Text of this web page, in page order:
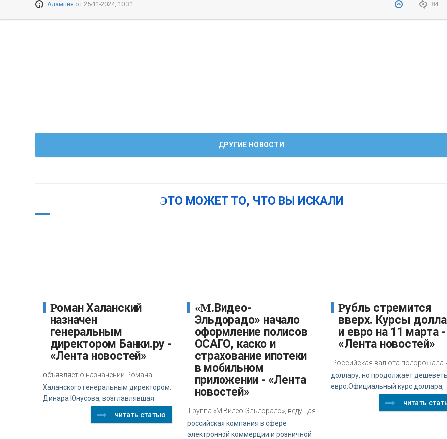
84
Алампия от 25-11-2024, 10:31
ДРУГИЕ НОВОСТИ
ЭТО МОЖЕТ ТО, ЧТО ВЫ ИСКАЛИ
Роман Халанский
назначен
генеральным
директором Банки.ру -
«Лента новостей»
объявляет о назначении Романа
Халанского генеральным директором.
Динара Юнусова, возглавлявшая
читать статью
«М.Видео-
Эльдорадо» начало
оформление полисов
ОСАГО, каско и
страхование ипотеки
в мобильном
приложении - «Лента
новостей»
Группа «М.Видео-Эльдорадо», ведущая
российская компания в сфере
электронной коммерции и розничной
Рубль стремится
вверх. Курсы
и евро на 11 марта -
«Лента новостей»
Российская валюта подорожала
доллару, но продолжает
евро.Официальный курс доллара,
читать